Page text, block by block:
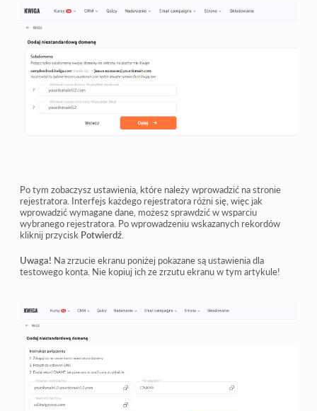
Po tym zobaczysz ustawienia, które należy wprowadzić na stronie
rejestratora. Interfejs każdego rejestratora różni się, więc jak
wprowadzić wymagane dane, możesz sprawdzić w wsparciu
wybranego rejestratora. Po wprowadzeniu wskazanych rekordów
kliknij przycisk Potwierdź
Uwaga! Na zrzucie ekranu poniżej pokazane są ustawienia dla
testowego konta. Nie kopiuj ich ze zrzutu ekranu w tym artykule!